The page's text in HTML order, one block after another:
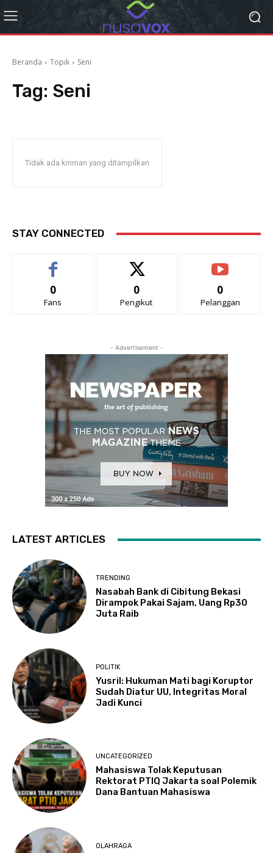
Beranda Topik Seni
Tag: Seni
Tidak ada kiriman yang ditampilkan
STAY CONNECTED
0
Fans
0
Pengikut
0
Pelanggan
- Advertisement -
LATEST ARTICLES
TRENDING
Nasabah Bank di Cibitung Bekasi
Dirampok Pakai Sajam, Uang Rp30
Juta Raib
POLITIK
Yusril: Hukuman Mati bagi Koruptor
Sudah Diatur UU, Integritas Moral
Jadi Kunci
UNCATEGORIZED
Mahasiswa Tolak Keputusan
Rektorat PTIQ Jakarta soal Polemik
Dana Bantuan Mahasiswa
OLAHRAGA